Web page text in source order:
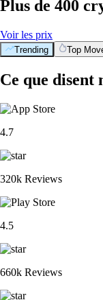
Plus de 400
Voir les prix
Trending Top
Ce que disent
4.7
320k Reviews
4.5
660k Reviews